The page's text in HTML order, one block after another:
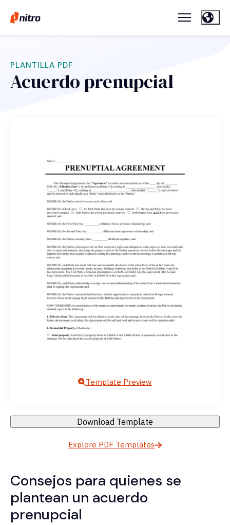
PLANTILLA PDF
Acuerdo prenupcial
Template Preview
Download Template
Explore PDF Templates
Consejos para quienes se
plantean un acuerdo
prenupcial